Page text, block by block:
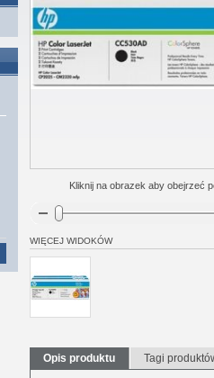
Kliknij na obrazek aby obejrzeć
WIĘCEJ WIDOKÓW
Opis produktu Tagi